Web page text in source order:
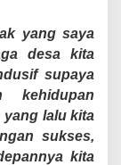
yang saya
desa kita
supaya
yang lalu kita
sukses,
kita